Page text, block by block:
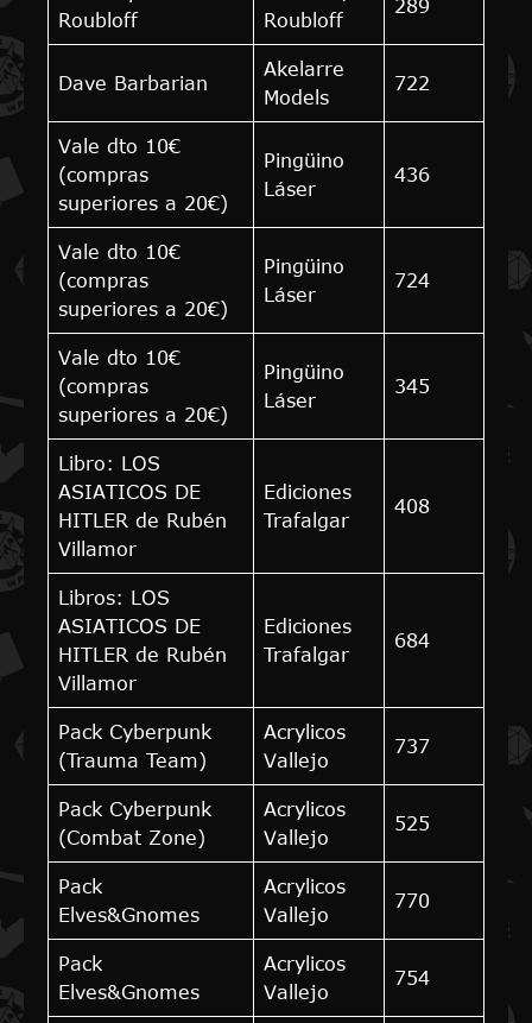
Roubloff
Roubloff
289
Dave Barbarian
Akelarre
Models
722
Vale dto 10€
(compras
superiores a 20€)
Pingüino
Láser
436
Vale dto 10€
(compras
superiores a 20€)
Pingüino
Láser
724
Vale dto 10€
(compras
superiores a 20€)
Pingüino
Láser
345
Libro: LOS
ASIATICOS DE
HITLER de Rubén
Villamor
Ediciones
Trafalgar
408
Libros: LOS
ASIATICOS DE
HITLER de Rubén
Villamor
Ediciones
Trafalgar
684
Pack Cyberpunk
(Trauma Team)
Acrylicos
Vallejo
737
Pack Cyberpunk
(Combat Zone)
Acrylicos
Vallejo
525
Pack
Elves&Gnomes
Acrylicos
Vallejo
770
Pack
Elves&Gnomes
Acrylicos
Vallejo
754